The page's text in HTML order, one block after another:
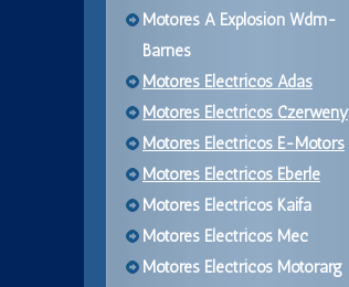
Motores A Explosion Wdm-
Barnes
Motores Electricos Adas
Motores Electricos Czerweny
Motores Electricos E-Motors
Motores Electricos Eberle
Motores Electricos Kaifa
Motores Electricos Mec
Motores Electricos Motorarg